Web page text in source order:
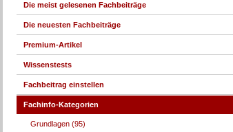
Die meist gelesenen Fachbeiträge
Die neuesten Fachbeiträge
Premium-Artikel
Wissenstests
Fachbeitrag einstellen
Fachinfo-Kategorien
Grundlagen (95)